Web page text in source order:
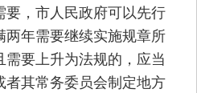
，市人民政府可以先行
年需要继续实施规章所
要上升为法规的，应当
其常务委员会制定地方